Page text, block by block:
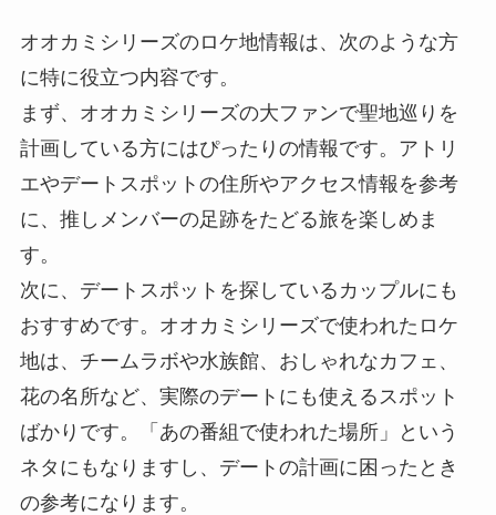
オオカミシリーズのロケ地情報は、次のような方
に特に役立つ内容です。
まず、オオカミシリーズの大ファンで聖地巡りを
計画している方にはぴったりの情報です。アトリ
エやデートスポットの住所やアクセス情報を参考
に、推しメンバーの足跡をたどる旅を楽しめま
す。
次に、デートスポットを探しているカップルにも
おすすめです。オオカミシリーズで使われたロケ
地は、チームラボや水族館、おしゃれなカフェ、
花の名所など、実際のデートにも使えるスポット
ばかりです。「あの番組で使われた場所」という
ネタにもなりますし、デートの計画に困ったとき
の参考になります。